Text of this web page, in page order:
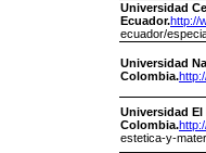
Universidad
Ecuador.http://
ecuador/
Universidad
Colombia.
Universidad El
Colombia.
estetica-y-